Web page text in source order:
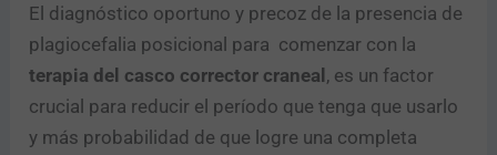
El diagnóstico oportuno y precoz de la presencia de
plagiocefalia posicional para comenzar con la
terapia del casco corrector craneal, es un factor
crucial para reducir el período que tenga que usarlo
y más probabilidad de que logre una completa